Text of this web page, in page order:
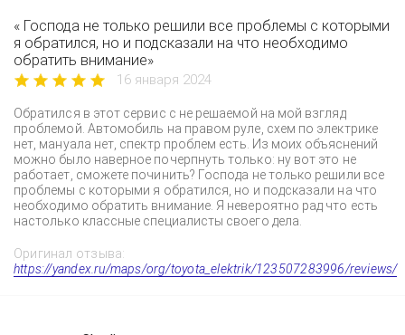
« Господа не только решили все проблемы с которыми
я обратился, но и подсказали на что необходимо
обратить внимание»
16 января 2024
Обратился в этот сервис с не решаемой на мой взгляд
проблемой. Автомобиль на правом руле, схем по электрике
нет, мануала нет, спектр проблем есть. Из моих объяснений
можно было наверное почерпнуть только: ну вот это не
работает, сможете починить? Господа не только решили все
проблемы с которыми я обратился, но и подсказали на что
необходимо обратить внимание. Я невероятно рад что есть
настолько классные специалисты своего дела.
Оригинал отзыва:
https://yandex.ru/maps/org/toyota_elektrik/123507283996/reviews/